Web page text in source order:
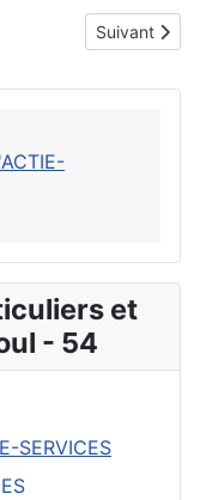
et
- 54
SERVICES
hommes femmes
Article
Suivant